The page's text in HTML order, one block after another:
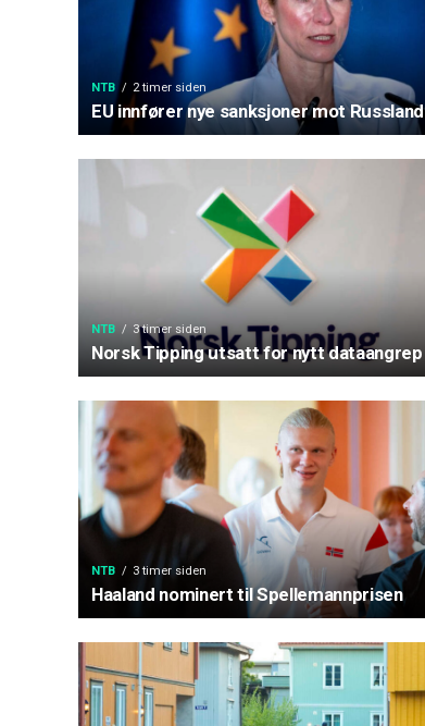
NTB 2 timer siden
EU innfører nye sanksjoner mot Russland
NTB 3 timer siden
Norsk Tipping utsatt for nytt dataangrep
NTB 3 timer siden
Haaland nominert til Spellemannprisen